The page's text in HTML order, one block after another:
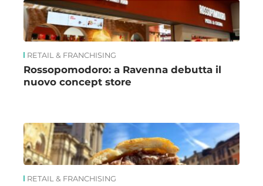
RETAIL & FRANCHISING
Rossopomodoro: a Ravenna debutta il
nuovo concept store
RETAIL & FRANCHISING